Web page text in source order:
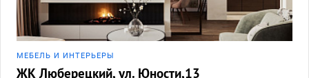
МЕБЕЛЬ И ИНТЕРЬЕРЫ
ЖК Люберецкий, ул. Юности,13